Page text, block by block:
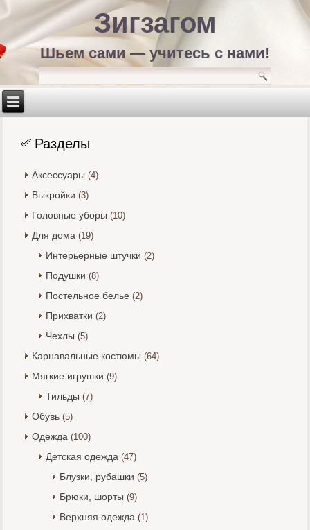
Зигзагом
Шьем сами — учитесь с нами!
Разделы
Аксессуары (4)
Выкройки (3)
Головные уборы (10)
Для дома (19)
Интерьерные штучки (2)
Подушки (8)
Постельное белье (2)
Прихватки (2)
Чехлы (5)
Карнавальные костюмы (64)
Мягкие игрушки (9)
Тильды (7)
Обувь (5)
Одежда (100)
Детская одежда (47)
Блузки, рубашки (5)
Брюки, шорты (9)
Верхняя одежда (1)